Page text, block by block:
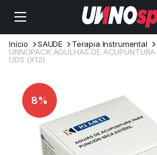
Início SAUDE Terapia Instrumental
UNNOPACK AGULHAS DE
UDS (X12)
8%